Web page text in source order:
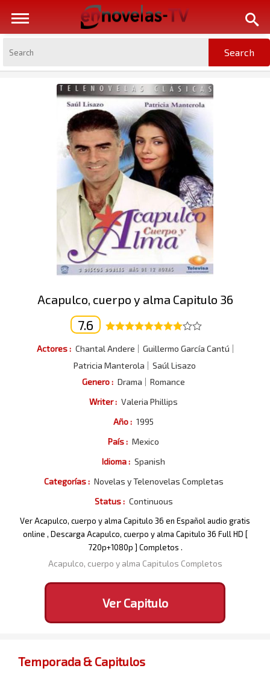
Acapulco, cuerpo y alma Capitulo 36
7.6
Actores : Chantal Andere
Guillermo García Cantú
Patricia Manterola
Saúl Lisazo
Genero : Drama
Romance
Writer : Valeria Phillips
Año : 1995
País : Mexico
Idioma : Spanish
Categorías : Novelas y Telenovelas Completas
Status : Continuous
Ver Acapulco, cuerpo y alma Capitulo 36 en Español audio gratis
online , Descarga Acapulco, cuerpo y alma Capitulo 36 Full HD [
720p+1080p ] Completos .
Acapulco, cuerpo y alma Capitulos Completos
Ver Capitulo
Temporada & Capitulos